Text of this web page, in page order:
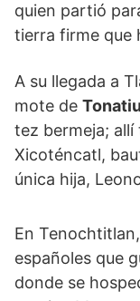
quien partió
tierra firme que
A su llegada a
mote de
tez bermeja;
Xicoténcatl,
única hija,
En
españoles que
donde se